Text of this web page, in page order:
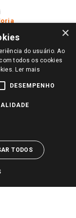
×
do usuário. Ao
todos os cookies
Ler mais
DESEMPENHO
TODOS